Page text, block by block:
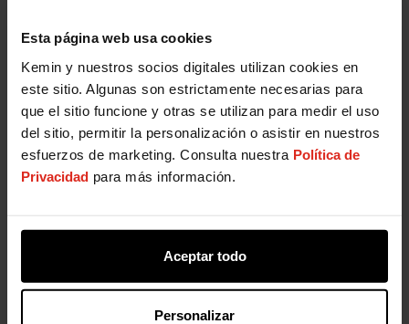
Esta página web usa cookies
Kemin y nuestros socios digitales utilizan cookies en
este sitio. Algunas son estrictamente necesarias para
que el sitio funcione y otras se utilizan para medir el uso
del sitio, permitir la personalización o asistir en nuestros
esfuerzos de marketing. Consulta nuestra Política de
Privacidad para más información.
Aceptar todo
Personalizar
Valores
TEAMWORKentre regiones, funciones y unidades
de negocio
con nuestros compañeros, nuestros
clientes, nuestros proveedores y nosotros mismos
PASSIONtransformar el mundo de forma
SERVENT LEADERSHIPcomo base de todas